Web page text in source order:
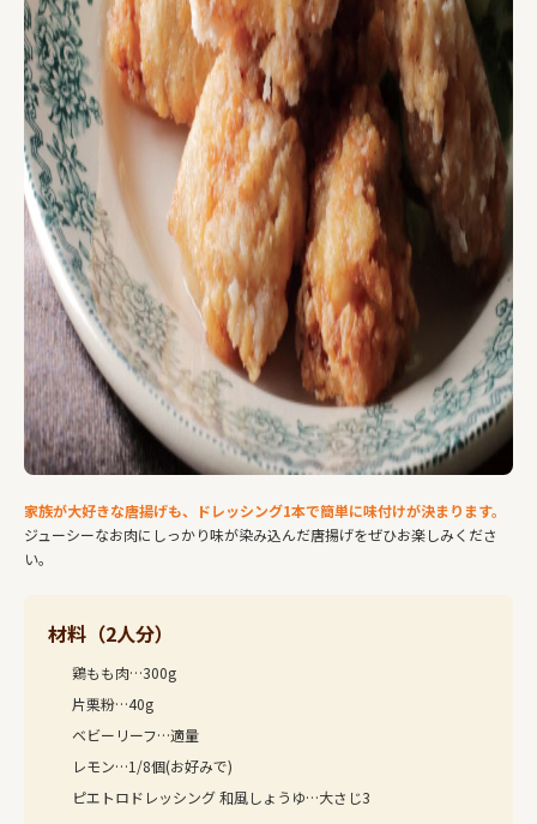
家族が大好きな唐揚げも、ドレッシング1本で簡単に味付けが決まります。
ジューシーなお肉にしっかり味が染み込んだ唐揚げをぜひお楽しみくださ
い。
材料（2人分）
鶏もも肉…300g
片栗粉…40g
ベビーリーフ…適量
レモン…1/8個(お好みで)
ピエトロドレッシング 和風しょうゆ…大さじ3